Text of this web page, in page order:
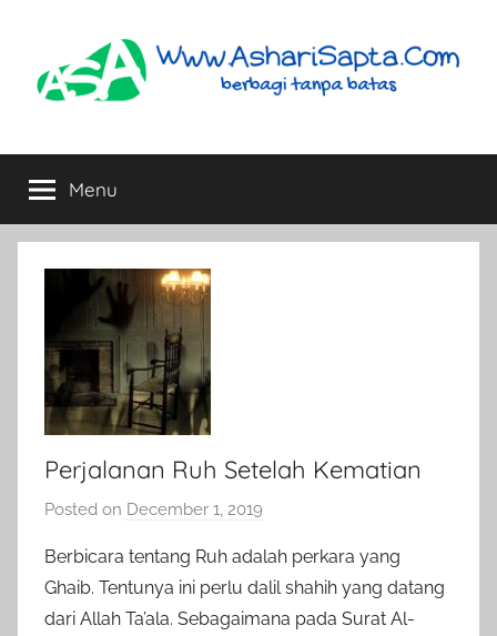
content
AshariSapta.Com
Batas
Menu
Perjalanan Ruh Setelah Kematian
Posted on December 1, 2019
a
d
m
Berbicara tentang Ruh adalah perkara yang
Ghaib. Tentunya ini perlu dalil shahih yang datang
dari Allah Ta’ala. Sebagaimana pada Surat Al-